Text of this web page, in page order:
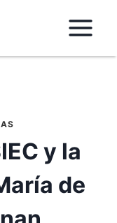
y la
de